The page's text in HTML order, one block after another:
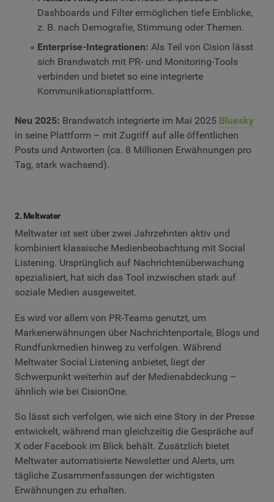
Dashboards und Filter ermöglichen tiefe Einblicke,
z. B. nach Demografie, Stimmung oder Themen.
Enterprise-Integrationen: Als Teil von Cision lässt
sich Brandwatch mit PR- und Monitoring-Tools
verbinden und bietet so eine integrierte
Kommunikationsplattform.
Neu 2025: Brandwatch integrierte im Mai 2025 Bluesky
in seine Plattform – mit Zugriff auf alle öffentlichen
Posts und Antworten (ca. 8 Millionen Erwähnungen pro
Tag, stark wachsend).
2. Meltwater
Meltwater ist seit über zwei Jahrzehnten aktiv und
kombiniert klassische Medienbeobachtung mit Social
Listening. Ursprünglich auf Nachrichtenüberwachung
spezialisiert, hat sich das Tool inzwischen stark auf
soziale Medien ausgeweitet.
Es wird vor allem von PR-Teams genutzt, um
Markenerwähnungen über Nachrichtenportale, Blogs und
Rundfunkmedien hinweg zu verfolgen. Während
Meltwater Social Listening anbietet, liegt der
Schwerpunkt weiterhin auf der Medienabdeckung –
ähnlich wie bei CisionOne.
So lässt sich verfolgen, wie sich eine Story in der Presse
entwickelt, während man gleichzeitig die Gespräche auf
X oder Facebook im Blick behält. Zusätzlich bietet
Meltwater automatisierte Newsletter und Alerts, um
tägliche Zusammenfassungen der wichtigsten
Erwähnungen zu erhalten.